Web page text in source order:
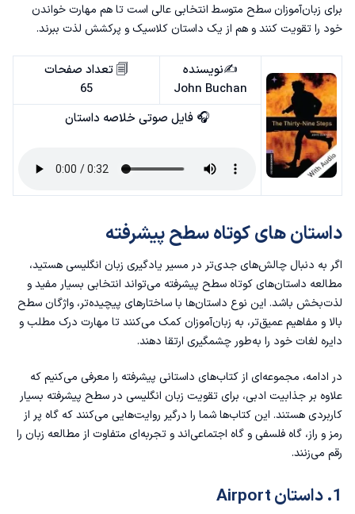
برای زبان‌آموزان سطح متوسط انتخابی عالی است تا هم مهارت خواندن
خود را تقویت کنند و هم از یک داستان کلاسیک و پرکشش لذت ببرند.
✍️نویسنده
John Buchan
🗐 تعداد صفحات
65
🎧 فایل صوتی خلاصه داستان
داستان های کوتاه سطح پیشرفته
اگر به دنبال چالش‌های جدی‌تر در مسیر یادگیری زبان انگلیسی هستید،
مطالعه‌ داستان‌های کوتاه سطح پیشرفته می‌تواند انتخابی بسیار مفید و
لذت‌بخش باشد. این نوع داستان‌ها با ساختارهای پیچیده‌تر، واژگان سطح
بالا و مفاهیم عمیق‌تر، به زبان‌آموزان کمک می‌کنند تا مهارت درک مطلب و
دایره لغات خود را به‌طور چشمگیری ارتقا دهند.
در ادامه، مجموعه‌ای از کتاب‌های داستانی پیشرفته را معرفی می‌کنیم که
علاوه بر جذابیت ادبی، برای تقویت زبان انگلیسی در سطح پیشرفته بسیار
کاربردی هستند. این کتاب‌ها شما را درگیر روایت‌هایی می‌کنند که گاه پر از
رمز و راز، گاه فلسفی و گاه اجتماعی‌اند و تجربه‌ای متفاوت از مطالعه زبان را
رقم می‌زنند.
1. داستان Airport